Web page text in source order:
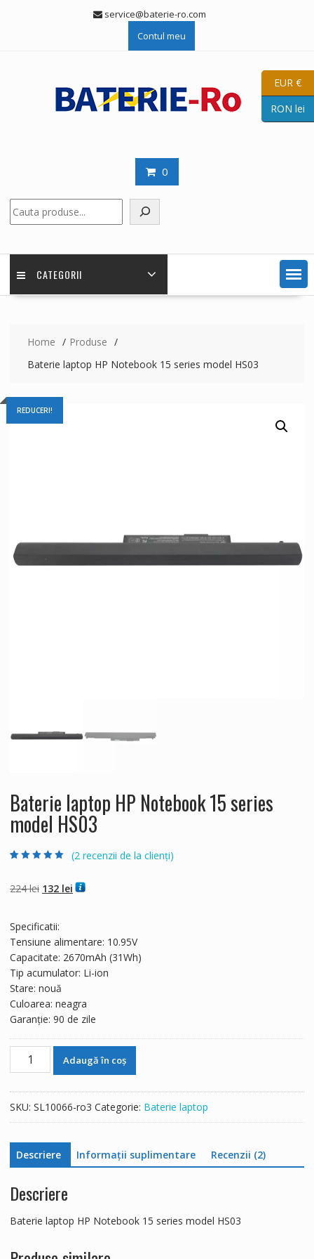
service@baterie-ro.com
Contul meu
0
CATEGORII
Home
Produse
Baterie laptop HP Notebook 15 series model HS03
REDUCERI!
Baterie laptop HP Notebook 15 series
model HS03
evaluări de la
clienți
(2 recenzii de la clienți)
224lei Prețul
fost:
224 lei.
132 leiPrețul
Specificatii:
Tensiune alimentare: 10.95V
Capacitate: 2670mAh (31Wh)
Tip acumulator: Li-ion
Stare: nouă
Culoarea: neagra
Garanție: 90 de zile
Cantitate
Notebook
series
model
Adaugă în coș
SKU: SL10066-ro3 Categorie: Baterie laptop
Descriere Informații suplimentare Recenzii (2)
Descriere
Baterie laptop HP Notebook 15 series model HS03
EUR €
RON lei